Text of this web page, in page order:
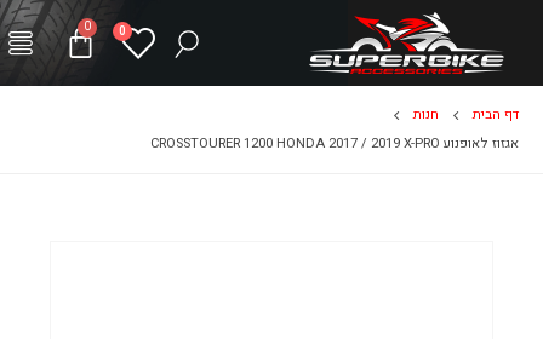
0
0
דף הבית
חנות
אגזוז לאופנוע CROSSTOURER 1200 HONDA 2017 / 2019 X-PRO